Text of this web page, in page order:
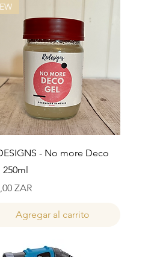
Vista rápida
- No more Deco
250ml
ZAR
Agregar al carrito